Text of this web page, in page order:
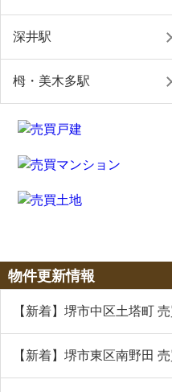
深井駅
栂・美木多駅
物件更新情報
【新着】堺市中区土塔町
【新着】堺市東区南野田